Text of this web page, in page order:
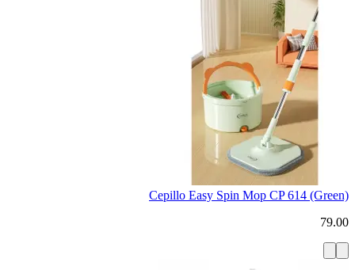
Cepillo Easy Spin Mop CP 614 (Green)
79.00